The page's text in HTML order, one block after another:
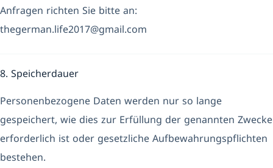
Anfragen richten Sie bitte an:
thegerman.life2017@gmail.com
8. Speicherdauer
Personenbezogene Daten werden nur so lange
gespeichert, wie dies zur Erfüllung der genannten Zwecke
erforderlich ist oder gesetzliche Aufbewahrungspflichten
bestehen.